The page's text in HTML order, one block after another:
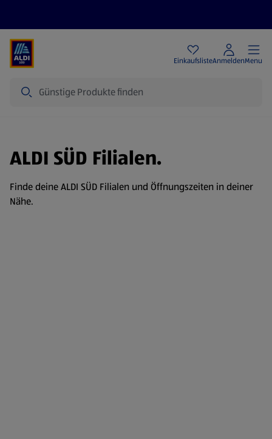
EinkaufslisteAnmeldenMenu
ALDI SÜD Filialen.
Finde deine ALDI SÜD Filialen und Öffnungszeiten in deiner
Nähe.